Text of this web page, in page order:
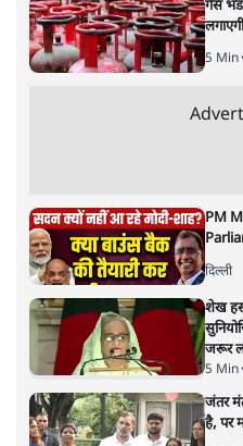
भारत–यूरोप
हालात से उपजा
29 JAN,
भारत ईयू मुक्त व्यापार समझौताः